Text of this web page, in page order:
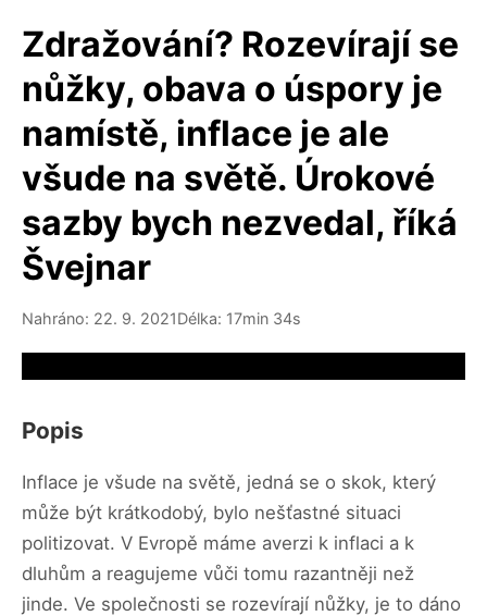
Zdražování? Rozevírají se
nůžky, obava o úspory je
namístě, inflace je ale
všude na světě. Úrokové
sazby bych nezvedal, říká
Švejnar
Nahráno: 22. 9. 2021Délka: 17min 34s
Popis
Inflace je všude na světě, jedná se o skok, který
může být krátkodobý, bylo nešťastné situaci
politizovat. V Evropě máme averzi k inflaci a k
dluhům a reagujeme vůči tomu razantněji než
jinde. Ve společnosti se rozevírají nůžky, je to dáno